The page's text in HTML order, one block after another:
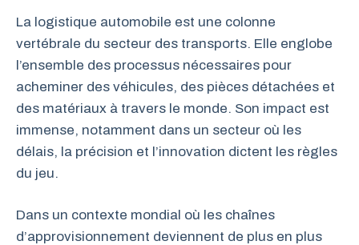
La logistique automobile est une colonne
vertébrale du secteur des transports. Elle englobe
l’ensemble des processus nécessaires pour
acheminer des véhicules, des pièces détachées et
des matériaux à travers le monde. Son impact est
immense, notamment dans un secteur où les
délais, la précision et l’innovation dictent les règles
du jeu.
Dans un contexte mondial où les chaînes
d’approvisionnement deviennent de plus en plus